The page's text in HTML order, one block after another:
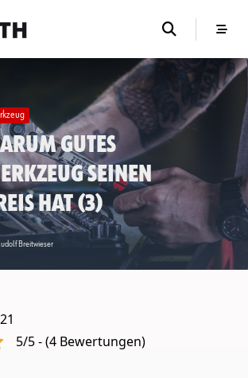
gutes
seinen
hat (3)
Breitwieser
5/5 - (4 Bewertungen)